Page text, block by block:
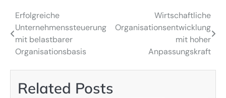
Post
navigation
Erfolgreiche
Unternehmenssteuerung
mit belastbarer
Organisationsbasis
Wirtschaftliche
Organisationsentwicklung
mit hoher
Anpassungskraft
Related Posts